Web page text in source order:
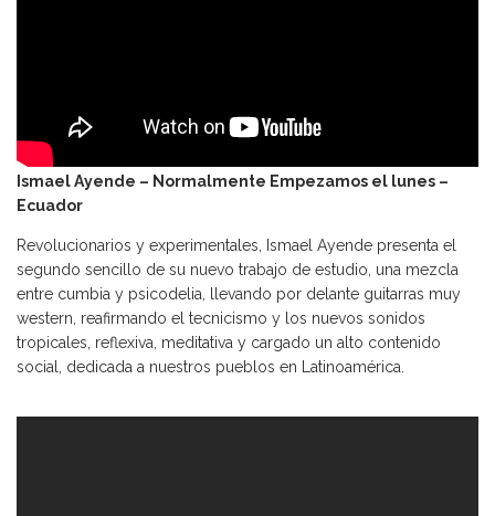
Ismael Ayende – Normalmente Empezamos el lunes –
Ecuador
Revolucionarios y experimentales, Ismael Ayende presenta el
segundo sencillo de su nuevo trabajo de estudio, una mezcla
entre cumbia y psicodelia, llevando por delante guitarras muy
western, reafirmando el tecnicismo y los nuevos sonidos
tropicales, reflexiva, meditativa y cargado un alto contenido
social, dedicada a nuestros pueblos en Latinoamérica.